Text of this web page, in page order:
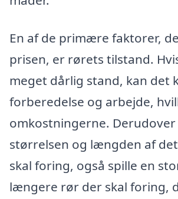
En af de primære faktorer,
prisen, er rørets tilstand.
meget dårlig stand, kan det
forberedelse og arbejde,
omkostningerne. Derudover
størrelsen og længden af
skal foring, også spille en
længere rør der skal foring,